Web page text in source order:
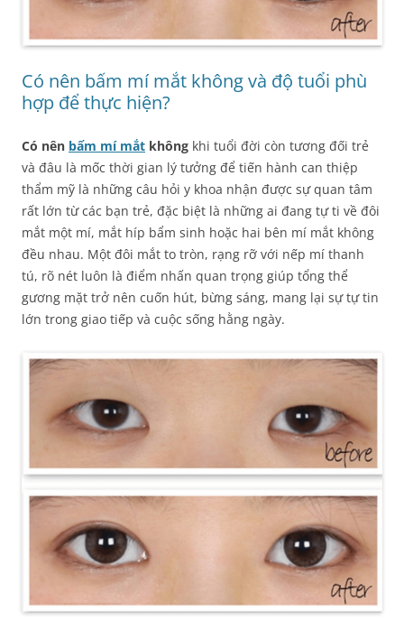
Có nên bấm mí mắt không và độ tuổi phù
hợp để thực hiện?
Có nên bấm mí mắt không khi tuổi đời còn tương đối trẻ
và đâu là mốc thời gian lý tưởng để tiến hành can thiệp
thẩm mỹ là những câu hỏi y khoa nhận được sự quan tâm
rất lớn từ các bạn trẻ, đặc biệt là những ai đang tự ti về đôi
mắt một mí, mắt híp bẩm sinh hoặc hai bên mí mắt không
đều nhau. Một đôi mắt to tròn, rạng rỡ với nếp mí thanh
tú, rõ nét luôn là điểm nhấn quan trọng giúp tổng thể
gương mặt trở nên cuốn hút, bừng sáng, mang lại sự tự tin
lớn trong giao tiếp và cuộc sống hằng ngày.